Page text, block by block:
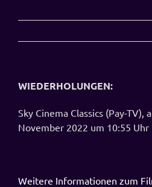
WIEDERHOLUNGEN:
Sky Cinema Classics (Pay-TV),
November 2022 um 10:55 Uhr
Weitere Informationen zum